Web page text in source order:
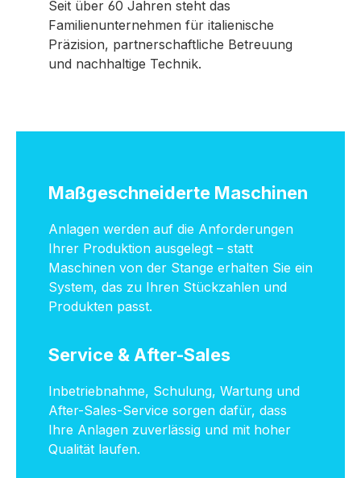
Seit über 60 Jahren steht das
Familienunternehmen für italienische
Präzision, partnerschaftliche Betreuung
und nachhaltige Technik.
Maßgeschneiderte Maschinen
Anlagen werden auf die Anforderungen
Ihrer Produktion ausgelegt – statt
Maschinen von der Stange erhalten Sie ein
System, das zu Ihren Stückzahlen und
Produkten passt.
Service & After-Sales
Inbetriebnahme, Schulung, Wartung und
After-Sales-Service sorgen dafür, dass
Ihre Anlagen zuverlässig und mit hoher
Qualität laufen.